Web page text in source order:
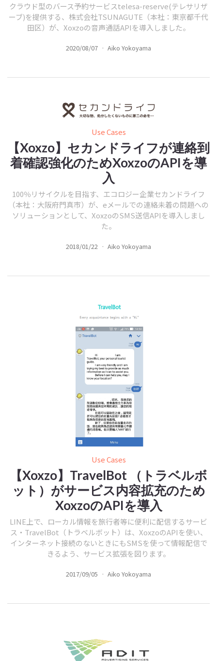
クラウド型のバース予約サービスtelesa-reserve(テレサリザ
ーブ)を提供する、株式会社TSUNAGUTE（本社：東京都千代
田区）が、Xoxzoの音声通話APIを導入しました。
2020/08/07 · Aiko Yokoyama
Use Cases
【Xoxzo】セカンドライフが連絡到
着確認強化のためXoxzoのAPIを導
入
100％リサイクルを目指す、エコロジー企業セカンドライフ
（本社：大阪府門真市）が、eメールでの連絡未着の問題への
ソリューションとして、XoxzoのSMS送信APIを導入しまし
た。
2018/01/22 · Aiko Yokoyama
Use Cases
【Xoxzo】TravelBot （トラベルボ
ット）がサービス内容拡充のため
XoxzoのAPIを導入
LINE上で、ローカル情報を旅行者等に便利に配信するサービ
ス・TravelBot（トラベルボット）は、XoxzoのAPIを使い、
インターネット接続のないときにもSMSを使って情報配信で
きるよう、サービス拡張を図ります。
2017/09/05 · Aiko Yokoyama